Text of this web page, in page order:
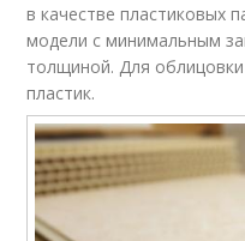
в качестве пластиковых
модели с минимальным
толщиной. Для
пластик.